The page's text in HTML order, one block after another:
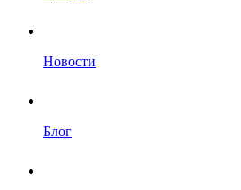
Новости
Блог